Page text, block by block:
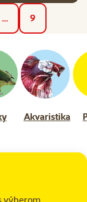
… 9
Akvaristika
výberom